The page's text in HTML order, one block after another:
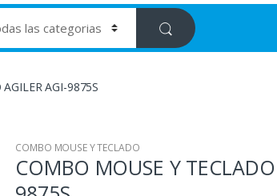
AGI-9875S
COMBO MOUSE Y TECLADO
COMBO MOUSE Y